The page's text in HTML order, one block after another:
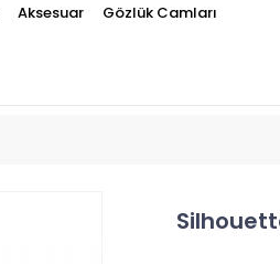
Aksesuar Gözlük Camları